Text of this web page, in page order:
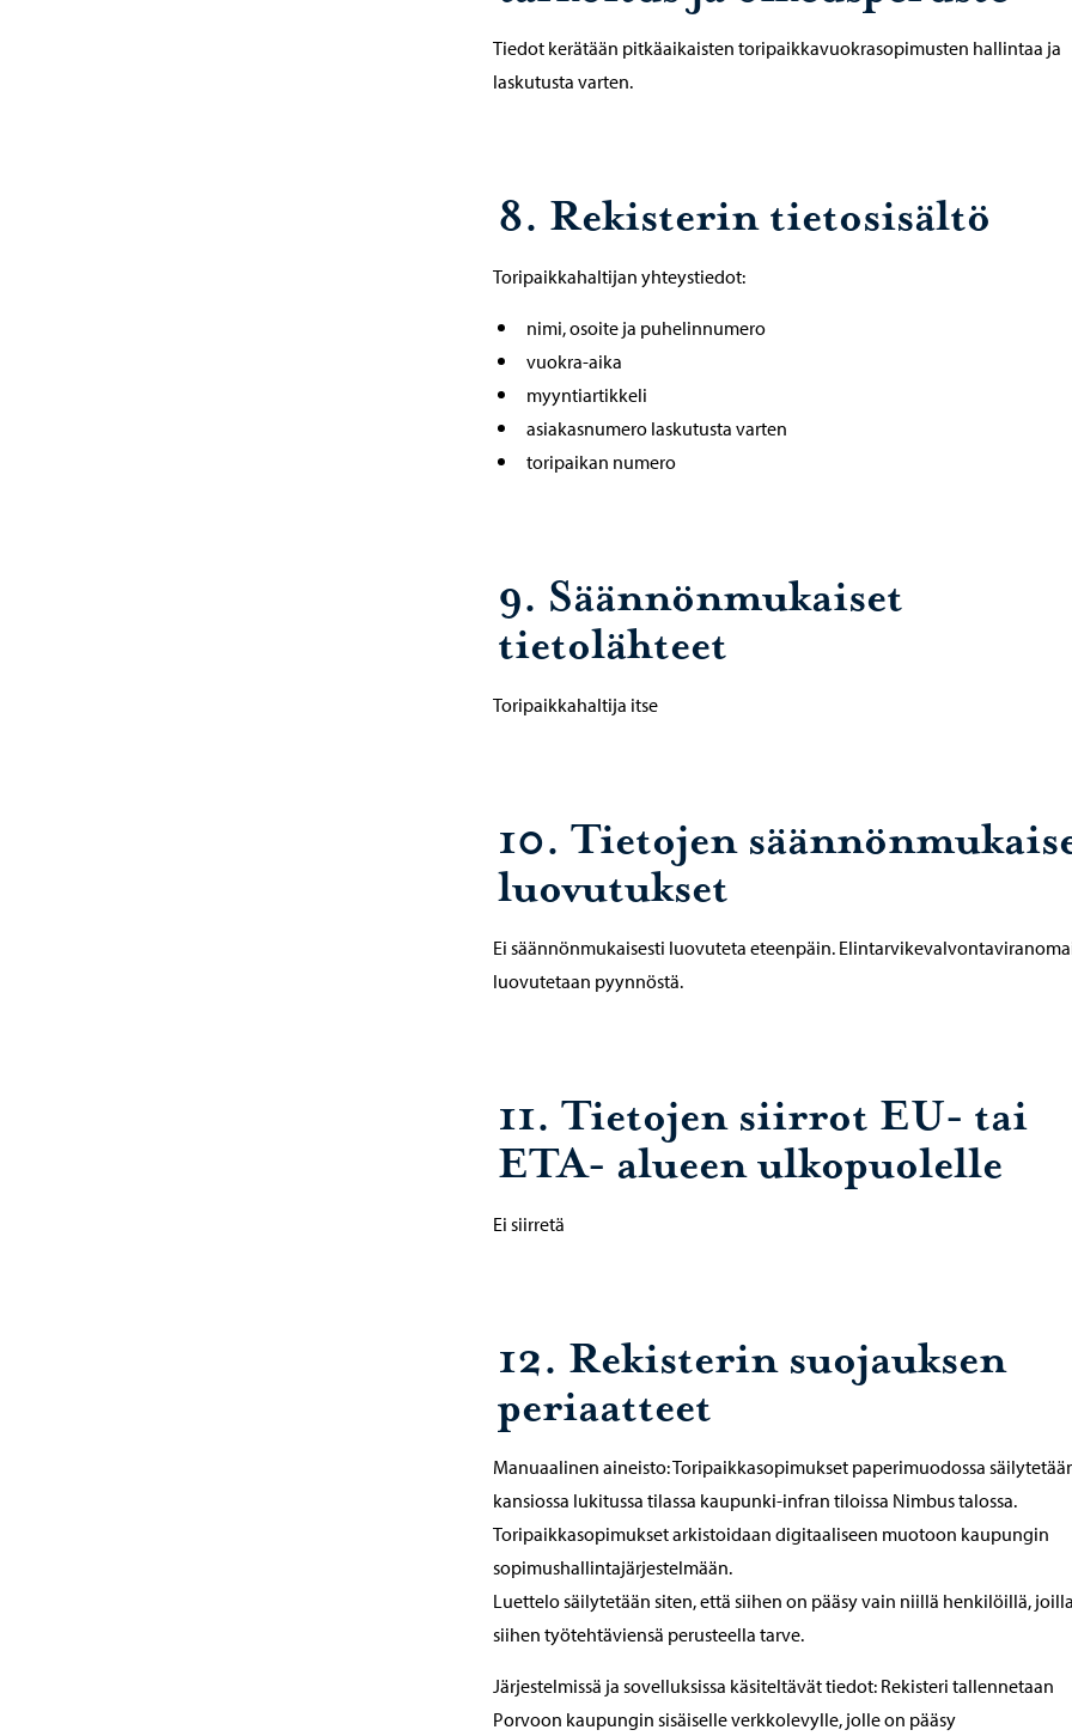
Tiedot kerätään pitkäaikaisten toripaikkavuokrasopimusten hallintaa ja
laskutusta varten.
8. Rekisterin tietosisältö
Toripaikkahaltijan yhteystiedot:
nimi, osoite ja puhelinnumero
vuokra-aika
myyntiartikkeli
asiakasnumero laskutusta varten
toripaikan numero
9. Säännönmukaiset
tietolähteet
Toripaikkahaltija itse
10. Tietojen
luovutukset
Ei säännönmukaisesti luovuteta eteenpäin.
luovutetaan pyynnöstä.
11. Tietojen siirrot EU- tai
ETA- alueen ulkopuolelle
Ei siirretä
12. Rekisterin suojauksen
periaatteet
Manuaalinen aineisto: Toripaikkasopimukset paperimuodossa
kansiossa lukitussa tilassa kaupunki-infran tiloissa Nimbus talossa.
Toripaikkasopimukset arkistoidaan digitaaliseen muotoon kaupungin
sopimushallintajärjestelmään.
Luettelo säilytetään siten, että siihen on pääsy vain niillä henkilöillä,
siihen työtehtäviensä perusteella tarve.
Järjestelmissä ja sovelluksissa käsiteltävät tiedot: Rekisteri tallennetaan
Porvoon kaupungin sisäiselle verkkolevylle, jolle on pääsy